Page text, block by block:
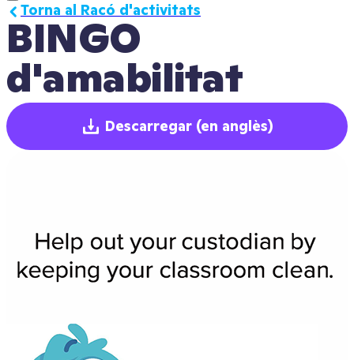
BINGO
d'amabilitat
Torna al Racó d'activitats
Descarregar (en anglès)